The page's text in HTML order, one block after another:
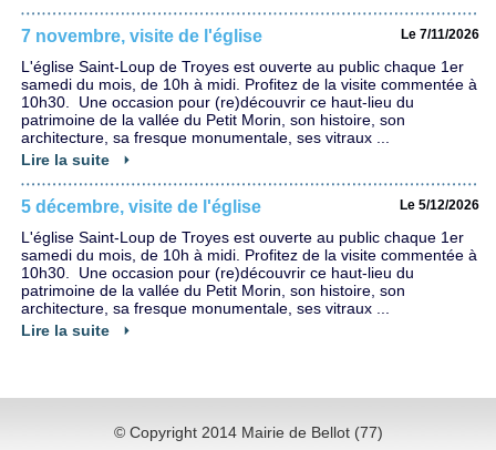
Le 7/11/2026
7 novembre, visite de l'église
L'église Saint-Loup de Troyes est ouverte au public chaque 1er
samedi du mois, de 10h à midi. Profitez de la visite commentée à
10h30. Une occasion pour (re)découvrir ce haut-lieu du
patrimoine de la vallée du Petit Morin, son histoire, son
architecture, sa fresque monumentale, ses vitraux ...
Lire la suite
Le 5/12/2026
5 décembre, visite de l'église
L'église Saint-Loup de Troyes est ouverte au public chaque 1er
samedi du mois, de 10h à midi. Profitez de la visite commentée à
10h30. Une occasion pour (re)découvrir ce haut-lieu du
patrimoine de la vallée du Petit Morin, son histoire, son
architecture, sa fresque monumentale, ses vitraux ...
Lire la suite
© Copyright 2014 Mairie de Bellot (77)